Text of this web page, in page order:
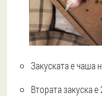
Закуската е чаша
Втората закуска